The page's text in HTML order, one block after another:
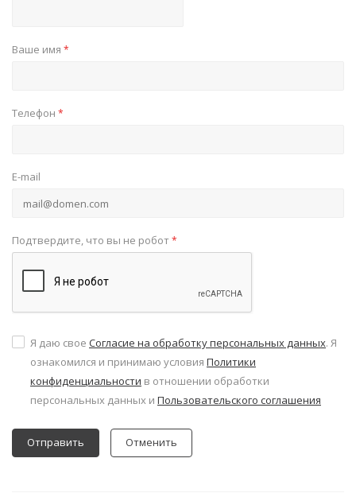
Ваше имя *
Телефон *
E-mail
Подтвердите, что вы не робот*
Я даю свое Согласие на обработку персональных данных. Я
ознакомился и принимаю условия Политики
конфиденциальности в отношении обработки
персональных данных и Пользовательского соглашения
Отменить